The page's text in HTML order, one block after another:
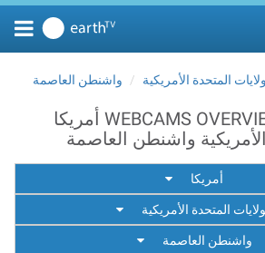
المتحدة الأمريكية واشنطن العاصمة
WEBCAMS OVERVIEW BY EARTHTV أمريكا
الأمريكية واشنطن العاصمة
أمريكا
المتحدة الأمريكية
واشنطن العاصمة